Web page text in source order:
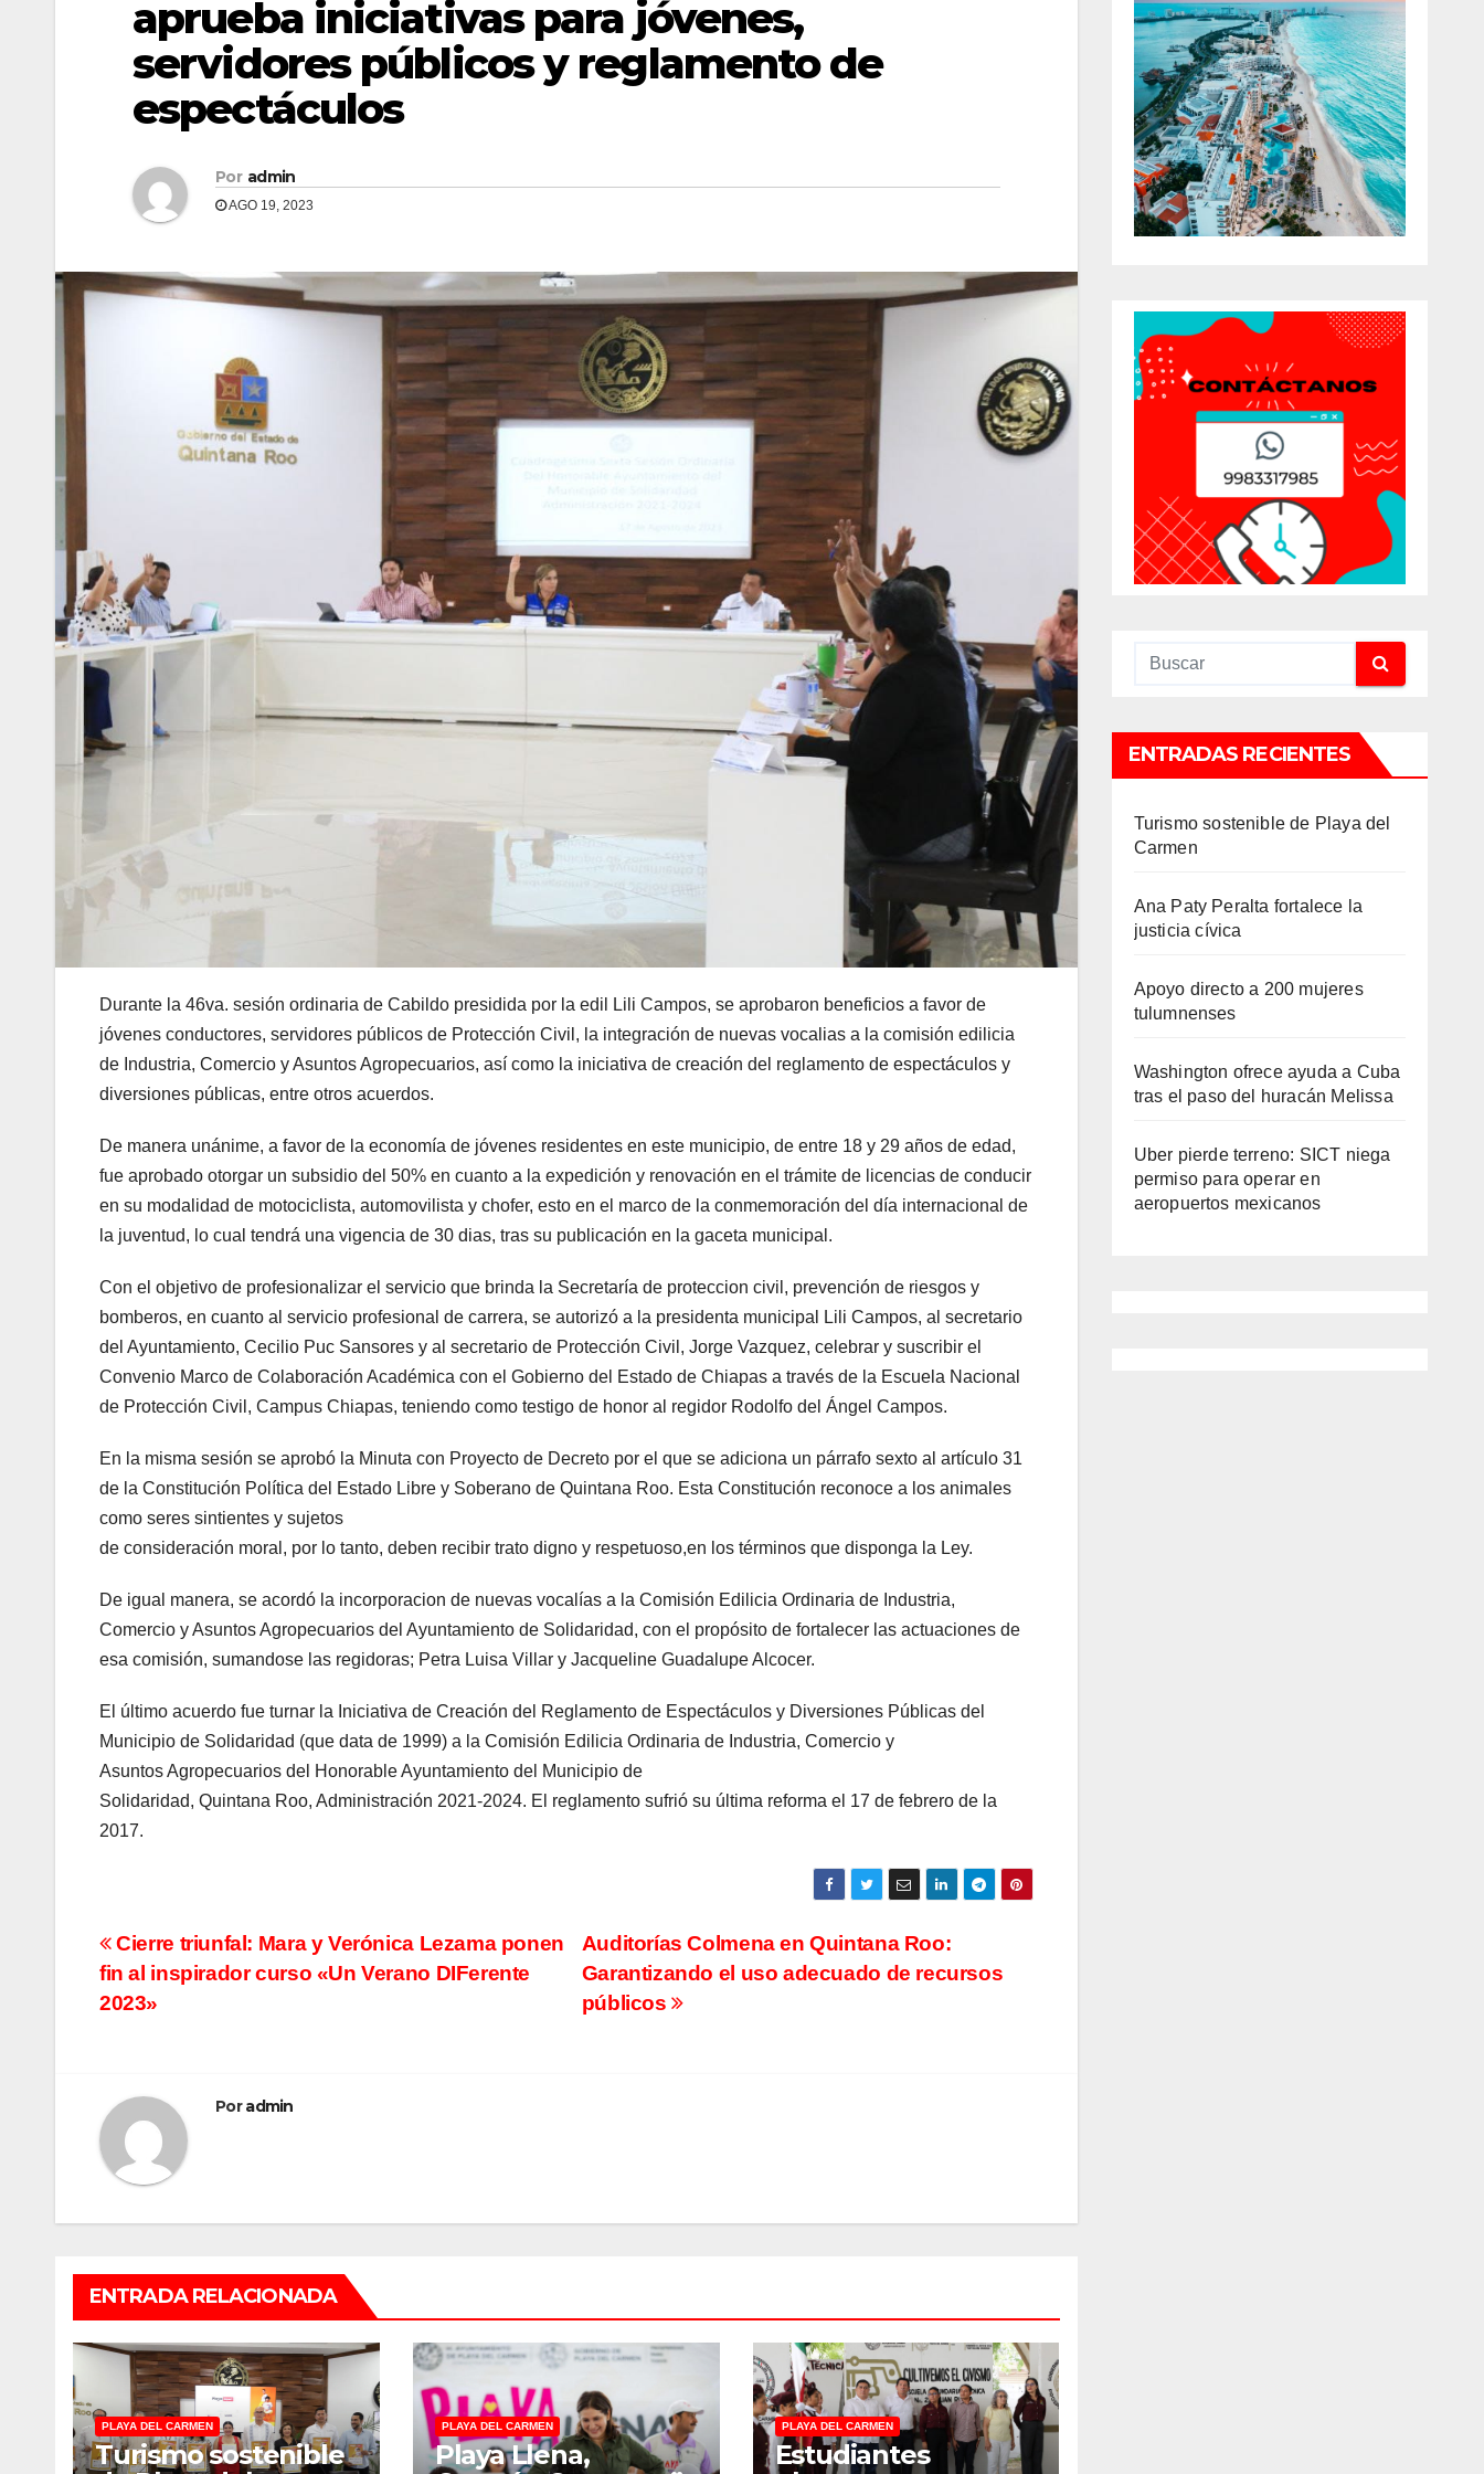
aprueba iniciativas para jóvenes,
servidores públicos y reglamento de
espectáculos
Por admin
AGO 19, 2023
Durante la 46va. sesión ordinaria de Cabildo presidida por la edil Lili Campos, se aprobaron beneficios a favor de
jóvenes conductores, servidores públicos de Protección Civil, la integración de nuevas vocalias a la comisión edilicia
de Industria, Comercio y Asuntos Agropecuarios, así como la iniciativa de creación del reglamento de espectáculos y
diversiones públicas, entre otros acuerdos.
De manera unánime, a favor de la economía de jóvenes residentes en este municipio, de entre 18 y 29 años de edad,
fue aprobado otorgar un subsidio del 50% en cuanto a la expedición y renovación en el trámite de licencias de conducir
en su modalidad de motociclista, automovilista y chofer, esto en el marco de la conmemoración del día internacional de
la juventud, lo cual tendrá una vigencia de 30 dias, tras su publicación en la gaceta municipal.
Con el objetivo de profesionalizar el servicio que brinda la Secretaría de proteccion civil, prevención de riesgos y
bomberos, en cuanto al servicio profesional de carrera, se autorizó a la presidenta municipal Lili Campos, al secretario
del Ayuntamiento, Cecilio Puc Sansores y al secretario de Protección Civil, Jorge Vazquez, celebrar y suscribir el
Convenio Marco de Colaboración Académica con el Gobierno del Estado de Chiapas a través de la Escuela Nacional
de Protección Civil, Campus Chiapas, teniendo como testigo de honor al regidor Rodolfo del Ángel Campos.
En la misma sesión se aprobó la Minuta con Proyecto de Decreto por el que se adiciona un párrafo sexto al artículo 31
de la Constitución Política del Estado Libre y Soberano de Quintana Roo. Esta Constitución reconoce a los animales
como seres sintientes y sujetos
de consideración moral, por lo tanto, deben recibir trato digno y respetuoso,en los términos que disponga la Ley.
De igual manera, se acordó la incorporacion de nuevas vocalías a la Comisión Edilicia Ordinaria de Industria,
Comercio y Asuntos Agropecuarios del Ayuntamiento de Solidaridad, con el propósito de fortalecer las actuaciones de
esa comisión, sumandose las regidoras; Petra Luisa Villar y Jacqueline Guadalupe Alcocer.
El último acuerdo fue turnar la Iniciativa de Creación del Reglamento de Espectáculos y Diversiones Públicas del
Municipio de Solidaridad (que data de 1999) a la Comisión Edilicia Ordinaria de Industria, Comercio y
Asuntos Agropecuarios del Honorable Ayuntamiento del Municipio de
Solidaridad, Quintana Roo, Administración 2021-2024. El reglamento sufrió su última reforma el 17 de febrero de la
2017.
Navegación
de
Auditorías Colmena en Quintana Roo:
Garantizando el uso adecuado de recursos
públicos
Cierre triunfal: Mara y Verónica Lezama ponen
fin al inspirador curso «Un Verano DIFerente
2023»
Poradmin
ENTRADA RELACIONADA
PLAYA DEL CARMEN
Turismo sostenible
PLAYA DEL CARMEN
Playa Llena,
PLAYA DEL CARMEN
Estudiantes
ENTRADAS RECIENTES
Turismo sostenible de Playa del
Carmen
Ana Paty Peralta fortalece la
justicia cívica
Apoyo directo a 200 mujeres
tulumnenses
Washington ofrece ayuda a Cuba
tras el paso del huracán Melissa
Uber pierde terreno: SICT niega
permiso para operar en
aeropuertos mexicanos